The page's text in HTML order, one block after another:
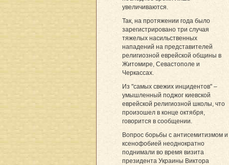
увеличиваются.
Так, на протяжении года было
зарегистрировано три случая
тяжелых насильственных
нападений на представителей
религиозной еврейской общины в
Житомире, Севастополе и
Черкассах.
Из "самых свежих инцидентов" –
умышленный поджог киевской
еврейской религиозной школы, что
произошел в конце октября,
говорится в сообщении.
Вопрос борьбы с антисемитизмом и
ксенофобией неоднократно
поднимали во время визита
президента Украины Виктора